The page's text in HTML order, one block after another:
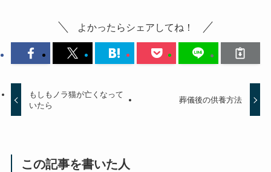
よかったらシェアしてね！
もしもノラ猫が亡くなって
いたら
葬儀後の供養方法
この記事を書いた人